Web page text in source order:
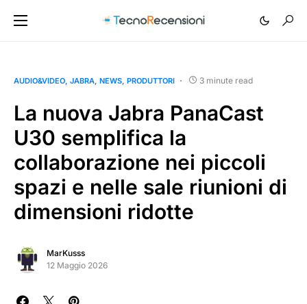
AUDIO&VIDEO JABRA NEWS PRODUTTORI 3 minute read
La nuova Jabra PanaCast
U30 semplifica la
collaborazione nei piccoli
spazi e nelle sale riunioni di
dimensioni ridotte
MarKusss
12 Maggio 2026